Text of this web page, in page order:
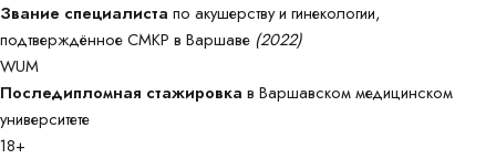
Звание специалиста по акушерству и гинекологии,
подтверждённое CMKP в Варшаве (2022)
WUM
Последипломная стажировка в Варшавском медицинском
университете
18+